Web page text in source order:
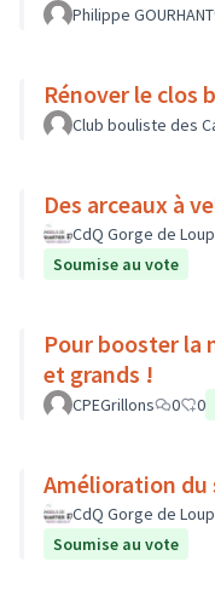
Philippe GOURHANT
Rénover le clos
Club bouliste des
Des arceaux à
CdQ Gorge de
Soumise au vote
Pour booster la
et grands !
CPEGrillons 0 0
Amélioration du
CdQ Gorge de
Soumise au vote